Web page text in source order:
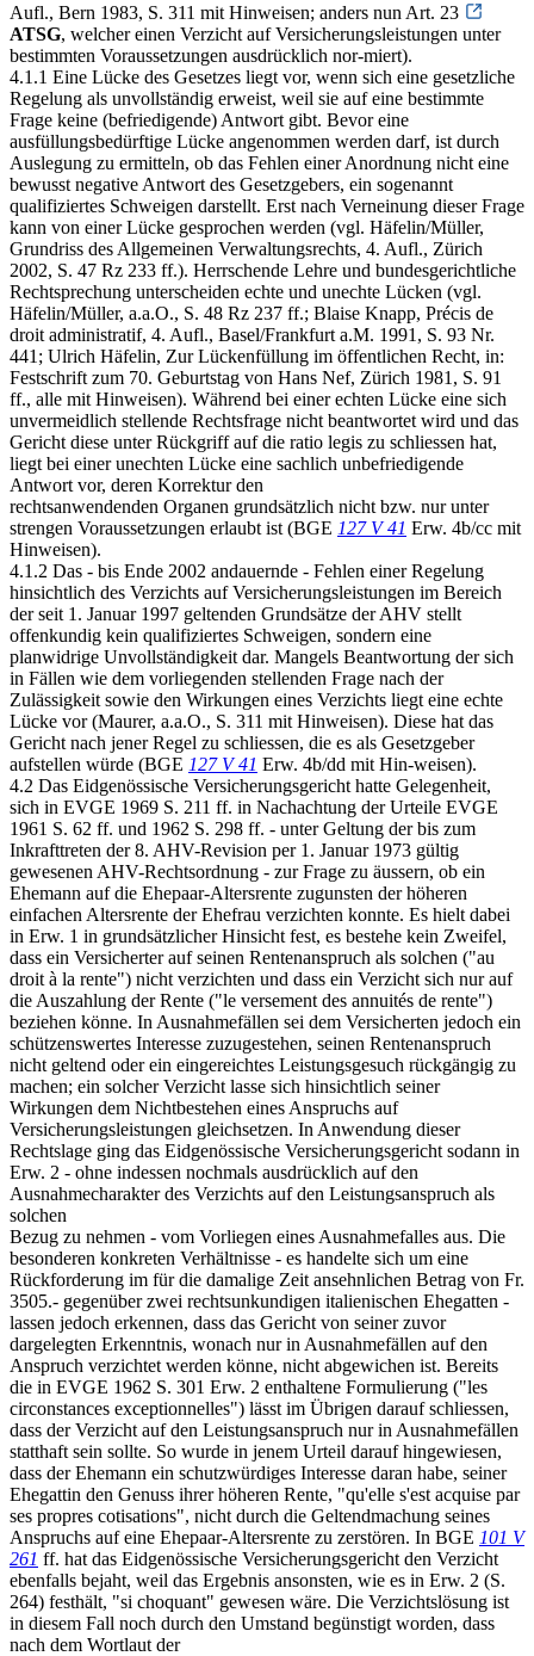
Aufl., Bern 1983, S. 311 mit Hinweisen; anders nun Art. 23
ATSG, welcher einen Verzicht auf Versicherungsleistungen unter
bestimmten Voraussetzungen ausdrücklich nor-miert).
4.1.1 Eine Lücke des Gesetzes liegt vor, wenn sich eine gesetzliche
Regelung als unvollständig erweist, weil sie auf eine bestimmte
Frage keine (befriedigende) Antwort gibt. Bevor eine
ausfüllungsbedürftige Lücke angenommen werden darf, ist durch
Auslegung zu ermitteln, ob das Fehlen einer Anordnung nicht eine
bewusst negative Antwort des Gesetzgebers, ein sogenannt
qualifiziertes Schweigen darstellt. Erst nach Verneinung dieser Frage
kann von einer Lücke gesprochen werden (vgl. Häfelin/Müller,
Grundriss des Allgemeinen Verwaltungsrechts, 4. Aufl., Zürich
2002, S. 47 Rz 233 ff.). Herrschende Lehre und bundesgerichtliche
Rechtsprechung unterscheiden echte und unechte Lücken (vgl.
Häfelin/Müller, a.a.O., S. 48 Rz 237 ff.; Blaise Knapp, Précis de
droit administratif, 4. Aufl., Basel/Frankfurt a.M. 1991, S. 93 Nr.
441; Ulrich Häfelin, Zur Lückenfüllung im öffentlichen Recht, in:
Festschrift zum 70. Geburtstag von Hans Nef, Zürich 1981, S. 91
ff., alle mit Hinweisen). Während bei einer echten Lücke eine sich
unvermeidlich stellende Rechtsfrage nicht beantwortet wird und das
Gericht diese unter Rückgriff auf die ratio legis zu schliessen hat,
liegt bei einer unechten Lücke eine sachlich unbefriedigende
Antwort vor, deren Korrektur den
rechtsanwendenden Organen grundsätzlich nicht bzw. nur unter
strengen Voraussetzungen erlaubt ist (BGE 127 V 41 Erw. 4b/cc mit
Hinweisen).
4.1.2 Das - bis Ende 2002 andauernde - Fehlen einer Regelung
hinsichtlich des Verzichts auf Versicherungsleistungen im Bereich
der seit 1. Januar 1997 geltenden Grundsätze der AHV stellt
offenkundig kein qualifiziertes Schweigen, sondern eine
planwidrige Unvollständigkeit dar. Mangels Beantwortung der sich
in Fällen wie dem vorliegenden stellenden Frage nach der
Zulässigkeit sowie den Wirkungen eines Verzichts liegt eine echte
Lücke vor (Maurer, a.a.O., S. 311 mit Hinweisen). Diese hat das
Gericht nach jener Regel zu schliessen, die es als Gesetzgeber
aufstellen würde (BGE 127 V 41 Erw. 4b/dd mit Hin-weisen).
4.2 Das Eidgenössische Versicherungsgericht hatte Gelegenheit,
sich in EVGE 1969 S. 211 ff. in Nachachtung der Urteile EVGE
1961 S. 62 ff. und 1962 S. 298 ff. - unter Geltung der bis zum
Inkrafttreten der 8. AHV-Revision per 1. Januar 1973 gültig
gewesenen AHV-Rechtsordnung - zur Frage zu äussern, ob ein
Ehemann auf die Ehepaar-Altersrente zugunsten der höheren
einfachen Altersrente der Ehefrau verzichten konnte. Es hielt dabei
in Erw. 1 in grundsätzlicher Hinsicht fest, es bestehe kein Zweifel,
dass ein Versicherter auf seinen Rentenanspruch als solchen ("au
droit à la rente") nicht verzichten und dass ein Verzicht sich nur auf
die Auszahlung der Rente ("le versement des annuités de rente")
beziehen könne. In Ausnahmefällen sei dem Versicherten jedoch ein
schützenswertes Interesse zuzugestehen, seinen Rentenanspruch
nicht geltend oder ein eingereichtes Leistungsgesuch rückgängig zu
machen; ein solcher Verzicht lasse sich hinsichtlich seiner
Wirkungen dem Nichtbestehen eines Anspruchs auf
Versicherungsleistungen gleichsetzen. In Anwendung dieser
Rechtslage ging das Eidgenössische Versicherungsgericht sodann in
Erw. 2 - ohne indessen nochmals ausdrücklich auf den
Ausnahmecharakter des Verzichts auf den Leistungsanspruch als
solchen
Bezug zu nehmen - vom Vorliegen eines Ausnahmefalles aus. Die
besonderen konkreten Verhältnisse - es handelte sich um eine
Rückforderung im für die damalige Zeit ansehnlichen Betrag von Fr.
3505.- gegenüber zwei rechtsunkundigen italienischen Ehegatten -
lassen jedoch erkennen, dass das Gericht von seiner zuvor
dargelegten Erkenntnis, wonach nur in Ausnahmefällen auf den
Anspruch verzichtet werden könne, nicht abgewichen ist. Bereits
die in EVGE 1962 S. 301 Erw. 2 enthaltene Formulierung ("les
circonstances exceptionnelles") lässt im Übrigen darauf schliessen,
dass der Verzicht auf den Leistungsanspruch nur in Ausnahmefällen
statthaft sein sollte. So wurde in jenem Urteil darauf hingewiesen,
dass der Ehemann ein schutzwürdiges Interesse daran habe, seiner
Ehegattin den Genuss ihrer höheren Rente, "qu'elle s'est acquise par
ses propres cotisations", nicht durch die Geltendmachung seines
Anspruchs auf eine Ehepaar-Altersrente zu zerstören. In BGE 101 V
261 ff. hat das Eidgenössische Versicherungsgericht den Verzicht
ebenfalls bejaht, weil das Ergebnis ansonsten, wie es in Erw. 2 (S.
264) festhält, "si choquant" gewesen wäre. Die Verzichtslösung ist
in diesem Fall noch durch den Umstand begünstigt worden, dass
nach dem Wortlaut der